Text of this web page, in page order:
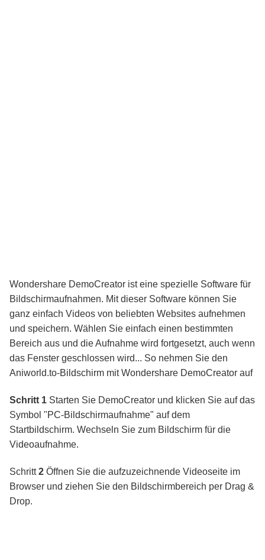
Wondershare DemoCreator ist eine spezielle Software für
Bildschirmaufnahmen. Mit dieser Software können Sie
ganz einfach Videos von beliebten Websites aufnehmen
und speichern. Wählen Sie einfach einen bestimmten
Bereich aus und die Aufnahme wird fortgesetzt, auch wenn
das Fenster geschlossen wird... So nehmen Sie den
Aniworld.to-Bildschirm mit Wondershare DemoCreator auf
Schritt 1 Starten Sie DemoCreator und klicken Sie auf das
Symbol "PC-Bildschirmaufnahme" auf dem
Startbildschirm. Wechseln Sie zum Bildschirm für die
Videoaufnahme.
Schritt2 Öffnen Sie die aufzuzeichnende Videoseite im
Browser und ziehen Sie den Bildschirmbereich per Drag &
Drop.